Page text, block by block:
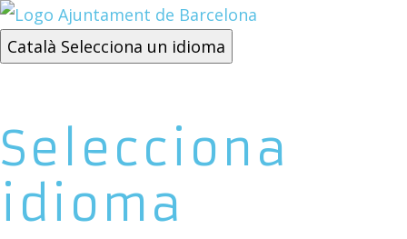
Català Selecciona un idioma
Selecciona
idioma